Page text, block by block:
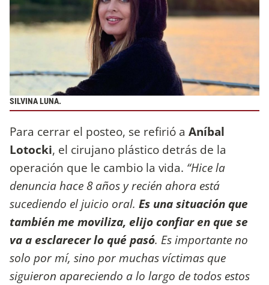
SILVINA LUNA.
Para cerrar el posteo, se refirió a Aníbal
Lotocki, el cirujano plástico detrás de la
operación que le cambio la vida. “Hice la
denuncia hace 8 años y recién ahora está
sucediendo el juicio oral. Es una situación que
también me moviliza, elijo confiar en que se
va a esclarecer lo qué pasó. Es importante no
solo por mí, sino por muchas víctimas que
siguieron apareciendo a lo largo de todos estos